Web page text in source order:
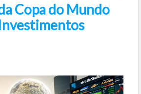
Copa do Mundo